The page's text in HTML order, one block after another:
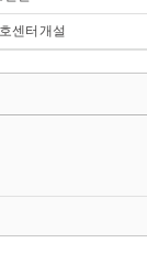
센터 개설